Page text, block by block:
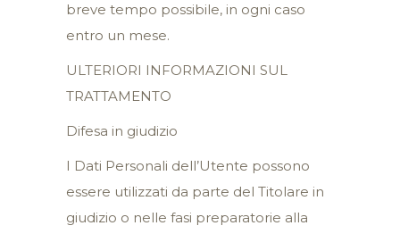
breve tempo possibile, in ogni caso
entro un mese.
ULTERIORI INFORMAZIONI SUL
TRATTAMENTO
Difesa in giudizio
I Dati Personali dell’Utente possono
essere utilizzati da parte del Titolare in
giudizio o nelle fasi preparatorie alla